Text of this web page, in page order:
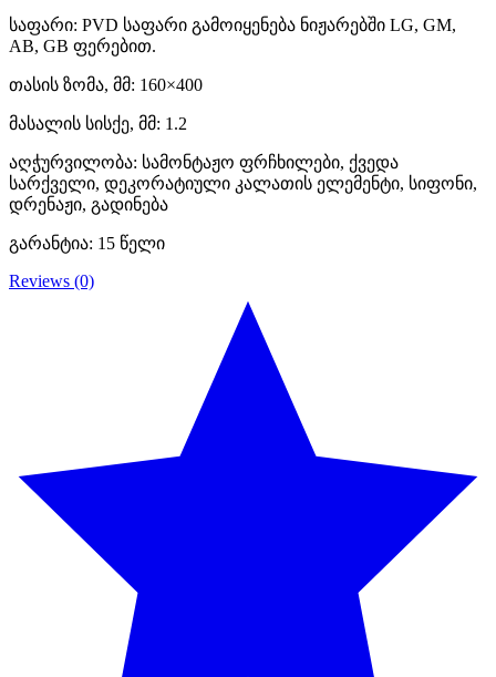
საფარი: PVD საფარი გამოიყენება ნიჟარებში LG, GM,
AB, GB ფერებით.
თასის ზომა, მმ: 160×400
მასალის სისქე, მმ: 1.2
აღჭურვილობა: სამონტაჟო ფრჩხილები, ქვედა
სარქველი, დეკორატიული კალათის ელემენტი, სიფონი,
დრენაჟი, გადინება
გარანტია: 15 წელი
Reviews (0)